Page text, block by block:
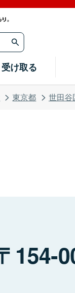
受け取る
東京都 世田谷
154-